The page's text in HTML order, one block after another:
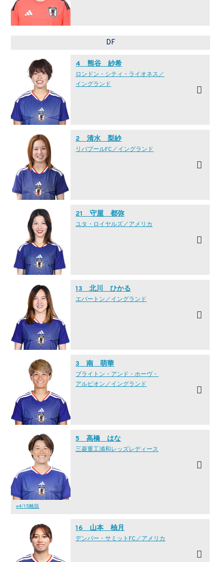
DF
4 熊谷 紗希
ロンドン・シティ・ライオネス／
イングランド
2 清水 梨紗
リバプールFC／イングランド
21 守屋 都弥
ユタ・ロイヤルズ／アメリカ
13 北川 ひかる
エバートン／イングランド
3 南 萌華
ブライトン・アンド・ホーヴ・
アルビオン／イングランド
5 高橋 はな
三菱重工浦和レッズレディース
※4/15離脱
16 山本 柚月
デンバー・サミットFC／アメリカ